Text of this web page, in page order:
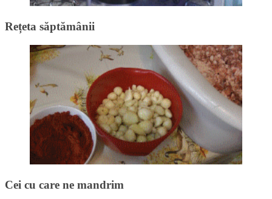
Rețeta săptămânii
Cei cu care ne mandrim